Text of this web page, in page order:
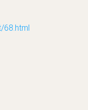
68.html